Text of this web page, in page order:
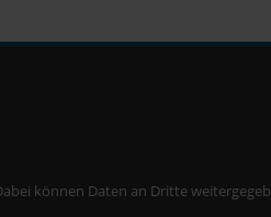
können Daten an Dritte